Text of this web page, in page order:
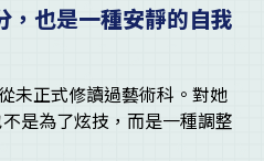
，也是一種安靜的自我
未正式修讀過藝術科。對她
是為了炫技，而是一種調整